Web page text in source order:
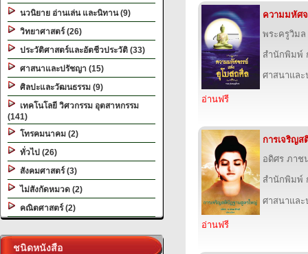
นวนิยาย อ่านเล่น และนิทาน (9)
วิทยาศาสตร์ (26)
ประวัติศาสตร์และอัตชีวประวัติ (33)
ศาสนาและปรัชญา (15)
ศิลปะและวัฒนธรรม (9)
เทคโนโลยี วิศวกรรม อุตสาหกรรม
(141)
โทรคมนาคม (2)
ทั่วไป (26)
สังคมศาสตร์ (3)
ไม่สังกัดหมวด (2)
คณิตศาสตร์ (2)
ชนิดหนังสือ
ความมหัศ
พระครูวิม
สำนักพิมพ์
ศาสนาแล
อ่านฟรี
การเจริญ
อดิศร ภาช
สำนักพิมพ์
ศาสนาแล
อ่านฟรี